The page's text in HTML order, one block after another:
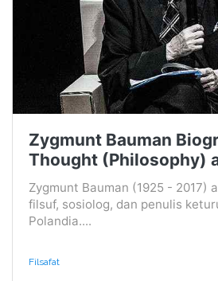
Zygmunt Bauman
Thought (Philosophy)
Zygmunt Bauman (1925 - 2017)
filsuf, sosiolog, dan penulis
Polandia....
Filsafat